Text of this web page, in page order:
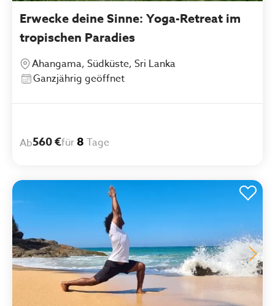
Erwecke deine Sinne: Yoga-Retreat im
tropischen Paradies
Ahangama, Südküste, Sri Lanka
Ganzjährig geöffnet
Ab560 €für 8 Tage